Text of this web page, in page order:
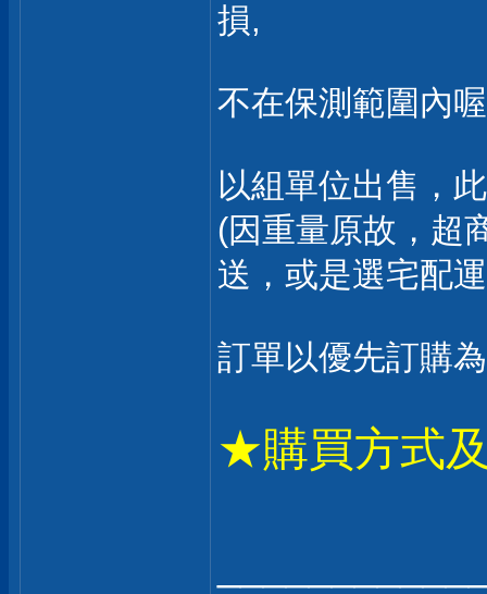
損,
不在保測範圍內
以組單位出售，
(因重量原故，超
送，或是選宅配
訂單以優先訂購
★購買方式